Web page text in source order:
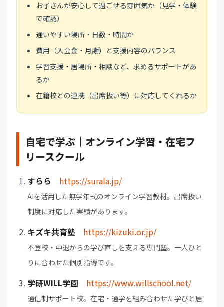
お子さんが安心して過ごせる雰囲気か（見学・体験
で確認）
通いやすい場所・日数・時間か
費用（入会金・月謝）と支援内容のバランス
学習支援・居場所・相談など、求めるサポートがあ
るか
在籍校との連携（出席扱い等）に対応してくれるか
自宅で学ぶ｜オンライン学習・在宅フ
リースクール
すらら https://surala.jp/
AIを活用した無学年式のオンライン学習教材。出席扱い
制度に対応した実績があります。
キズキ共育塾 https://kizuki.or.jp/
不登校・中退からの学び直しを支える専門塾。一人ひと
りに合わせた個別指導です。
学研WILL学園 https://www.willschool.net/
通信制サポート校。在宅・通学を組み合わせた学びと居